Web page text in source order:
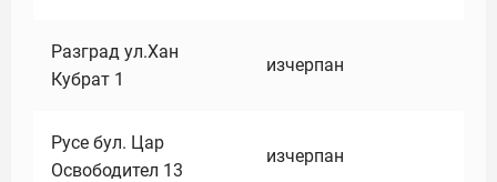
Разград ул.Хан
Кубрат 1
изчерпан
Русе бул. Цар
Освободител 13
изчерпан